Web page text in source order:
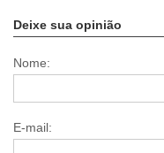
Deixe sua opinião
Nome:
E-mail: